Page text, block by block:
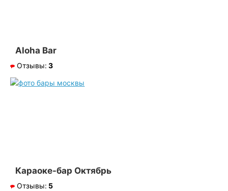
Aloha Bar
Отзывы: 3
Караоке-бар Октябрь
Отзывы: 5